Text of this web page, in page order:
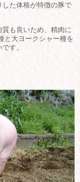
た体格が特徴の豚で
も良いため、精肉に
と大ヨークシャー種を
す。